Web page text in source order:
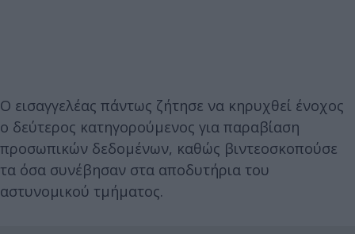
Ο εισαγγελέας πάντως ζήτησε να κηρυχθεί ένοχος
ο δεύτερος κατηγορούμενος για παραβίαση
προσωπικών δεδομένων, καθώς βιντεοσκοπούσε
τα όσα συνέβησαν στα αποδυτήρια του
αστυνομικού τμήματος.